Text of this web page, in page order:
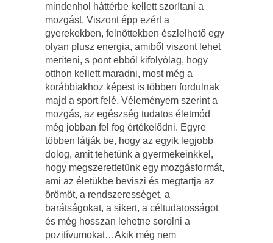
mindenhol háttérbe kellett szorítani a
mozgást. Viszont épp ezért a
gyerekekben, felnőttekben észlelhető egy
olyan plusz energia, amiből viszont lehet
meríteni, s pont ebből kifolyólag, hogy
otthon kellett maradni, most még a
korábbiakhoz képest is többen fordulnak
majd a sport felé. Véleményem szerint a
mozgás, az egészség tudatos életmód
még jobban fel fog értékelődni. Egyre
többen látják be, hogy az egyik legjobb
dolog, amit tehetünk a gyermekeinkkel,
hogy megszerettetünk egy mozgásformát,
ami az életükbe beviszi és megtartja az
örömöt, a rendszerességet, a
barátságokat, a sikert, a céltudatosságot
és még hosszan lehetne sorolni a
pozitívumokat…Akik még nem